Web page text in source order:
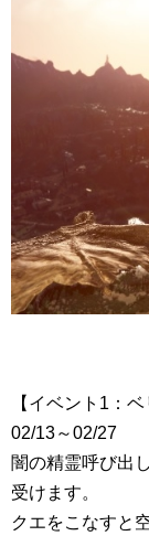
【イベント1：
02/13～02/27
闇の精霊呼び出
受けます。
クエをこなすと